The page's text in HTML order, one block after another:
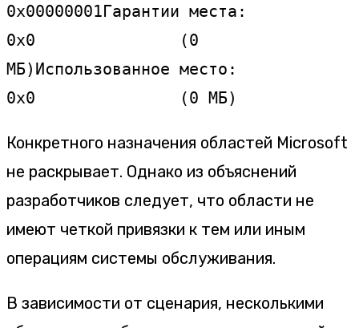
0x00000001Гарантии места:
0x0               (0
МБ) Использованное место:
0x0               (0 МБ)
Конкретного назначения областей Microsoft
не раскрывает. Однако из объяснений
разработчиков следует, что области не
имеют четкой привязки к тем или иным
операциям системы обслуживания.
В зависимости от сценария, несколькими